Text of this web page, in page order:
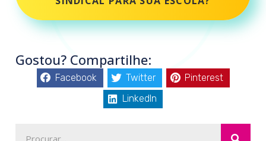
Gostou? Compartilhe:
Facebook Twitter
Pinterest
LinkedIn